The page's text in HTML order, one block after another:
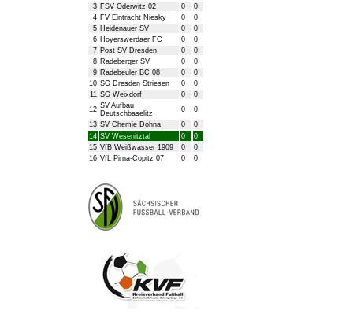
3 FSV Oderwitz 02 0
0
4 FV Eintracht Niesky 0
0
5 Heidenauer SV 0
0
6 Hoyerswerdaer FC 0
0
7 Post SV Dresden 0
0
8 Radeberger SV 0
0
9 Radebeuler BC 08 0
0
10 SG Dresden Striesen 0
0
11 SG Weixdorf 0
0
12 SV Aufbau
Deutschbaselitz
0
0
13 SV Chemie Dohna 0
0
14 SV Wesenitztal 0
0
15 VfB Weißwasser 1909 0
0
16 VfL Pirna-Copitz 07 0 0